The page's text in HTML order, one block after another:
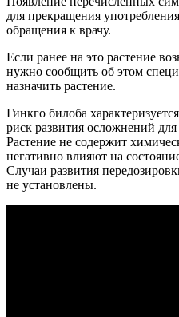
для прекращения
обращения к врачу.
Если ранее на это растение
нужно сообщить об этом
назначить растение.
Гинкго билоба
риск развития осложнений для
Растение не содержит
негативно влияют на
Случаи развития
не установлены.